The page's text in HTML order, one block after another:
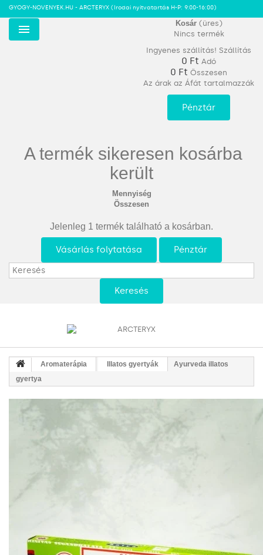
GYOGY-NOVENYEK.HU - ARCTERYX (Irodai nyitvatartás H-P: 9:00-16:00)
Menu
Kosár (üres)
Nincs termék
Ingyenes szállítás! Szállítás
0 Ft‎ Adó
0 Ft‎ Összesen
Az árak az Áfát tartalmazzák
Pénztár
A termék sikeresen kosárba
került
Mennyiség
Összesen
Jelenleg 1 termék található a kosárban.
Vásárlás folytatása Pénztár
Keresés
Aromaterápia Illatos gyertyák
Ayurveda illatos
gyertya